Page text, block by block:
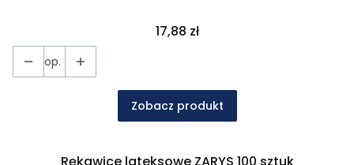
Cena
17,88 zł
op.
Zobacz produkt